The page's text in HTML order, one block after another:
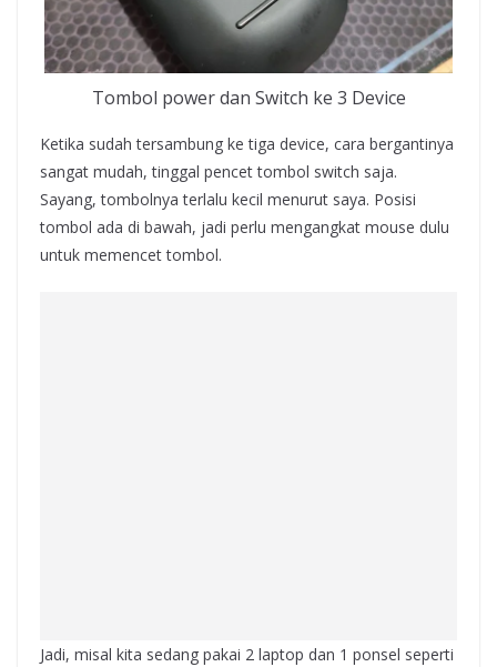
Tombol power dan Switch ke 3 Device
Ketika sudah tersambung ke tiga device, cara bergantinya
sangat mudah, tinggal pencet tombol switch saja.
Sayang, tombolnya terlalu kecil menurut saya. Posisi
tombol ada di bawah, jadi perlu mengangkat mouse dulu
untuk memencet tombol.
Jadi, misal kita sedang pakai 2 laptop dan 1 ponsel seperti